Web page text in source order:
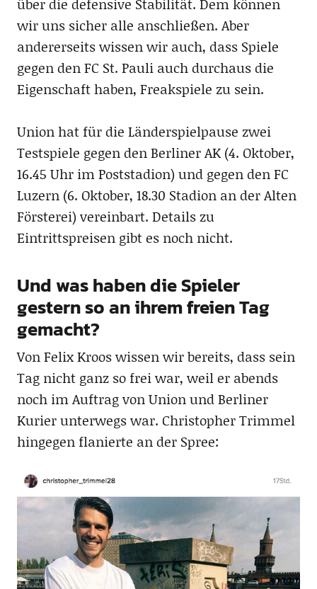
über die defensive Stabilität. Dem können
wir uns sicher alle anschließen. Aber
andererseits wissen wir auch, dass Spiele
gegen den FC St. Pauli auch durchaus die
Eigenschaft haben, Freakspiele zu sein.
Union hat für die Länderspielpause zwei
Testspiele gegen den Berliner AK (4. Oktober,
16.45 Uhr im Poststadion) und gegen den FC
Luzern (6. Oktober, 18.30 Stadion an der Alten
Försterei) vereinbart. Details zu
Eintrittspreisen gibt es noch nicht.
Und was haben die Spieler
gestern so an ihrem freien Tag
gemacht?
Von Felix Kroos wissen wir bereits, dass sein
Tag nicht ganz so frei war, weil er abends
noch im Auftrag von Union und Berliner
Kurier unterwegs war. Christopher Trimmel
hingegen flanierte an der Spree: